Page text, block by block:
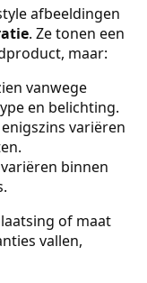
afbeeldingen
. Ze tonen een
maar:
vanwege
en belichting.
variëren
binnen
of maat
vallen,